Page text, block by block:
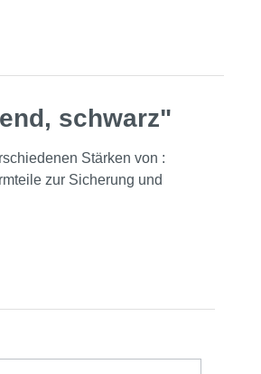
schwarz"
Stärken von :
zur Sicherung und